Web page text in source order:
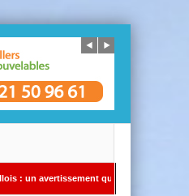
qui ne doit pas être ignoré Par Alain